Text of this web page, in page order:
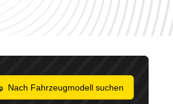
Nach Fahrzeugmodell suchen